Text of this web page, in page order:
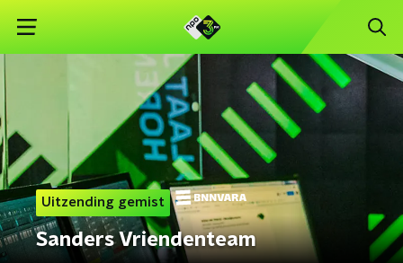
Uitzending gemist
Sanders Vriendenteam